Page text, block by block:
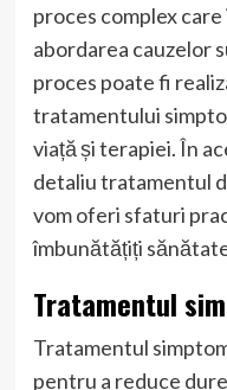
proces complex
abordarea cauzelor
proces poate fi
tratamentului
viață și terapiei. În
detaliu tratamentul
vom oferi sfaturi
îmbunătățiți
Tratamentul
Tratamentul
pentru a reduce